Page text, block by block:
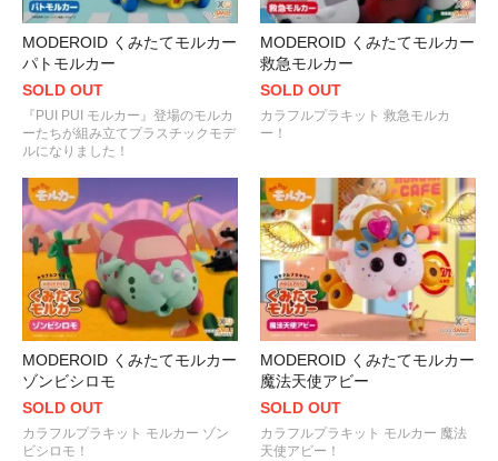
MODEROID くみたてモルカー
パトモルカー
SOLD OUT
『PUI PUI モルカー』登場のモルカ
ーたちが組み立てプラスチックモデ
ルになりました！
MODEROID くみたてモルカー
救急モルカー
SOLD OUT
カラフルプラキット 救急モルカ
ー！
MODEROID くみたてモルカー
ゾンビシロモ
SOLD OUT
カラフルプラキット モルカー ゾン
ビシロモ！
MODEROID くみたてモルカー
魔法天使アビー
SOLD OUT
カラフルプラキット モルカー 魔法
天使アビー！